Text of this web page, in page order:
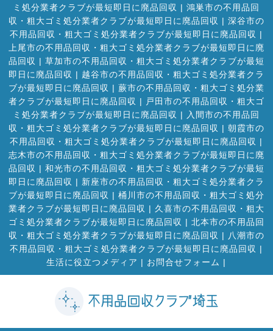
ミ処分業者クラブが最短即日に廃品回収 | 鴻巣市の不用品回
収・粗大ゴミ処分業者クラブが最短即日に廃品回収 | 深谷市の
不用品回収・粗大ゴミ処分業者クラブが最短即日に廃品回収 |
上尾市の不用品回収・粗大ゴミ処分業者クラブが最短即日に廃
品回収 | 草加市の不用品回収・粗大ゴミ処分業者クラブが最短
即日に廃品回収 | 越谷市の不用品回収・粗大ゴミ処分業者クラ
ブが最短即日に廃品回収 | 蕨市の不用品回収・粗大ゴミ処分業
者クラブが最短即日に廃品回収 |
戸田市の不用品回収・粗大ゴ
ミ処分業者クラブが最短即日に廃品回収 |
入間市の不用品回
収・粗大ゴミ処分業者クラブが最短即日に廃品回収 | 朝霞市の
不用品回収・粗大ゴミ処分業者クラブが最短即日に廃品回収 |
志木市の不用品回収・粗大ゴミ処分業者クラブが最短即日に廃
品回収 | 和光市の不用品回収・粗大ゴミ処分業者クラブが最短
即日に廃品回収 | 新座市の不用品回収・粗大ゴミ処分業者クラ
ブが最短即日に廃品回収 | 桶川市の不用品回収・粗大ゴミ処分
業者クラブが最短即日に廃品回収 | 久喜市の不用品回収・粗大
ゴミ処分業者クラブが最短即日に廃品回収 | 北本市の不用品回
収・粗大ゴミ処分業者クラブが最短即日に廃品回収 | 八潮市の
不用品回収・粗大ゴミ処分業者クラブが最短即日に廃品回収 |
生活に役立つメディア | お問合せフォーム |